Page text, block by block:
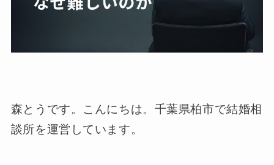
森とうです。こんにちは。千葉県柏市で結婚相
談所を運営しています。